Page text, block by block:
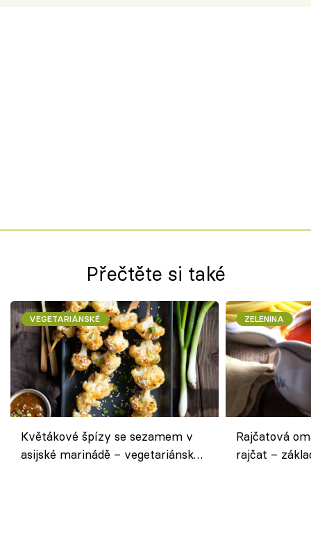
Přečtěte si také
VEGETARIÁNSKÉ
Květákové špízy se sezamem v
asijské marinádě – vegetariánská
ZELENINA
Rajčatová
rajčat –